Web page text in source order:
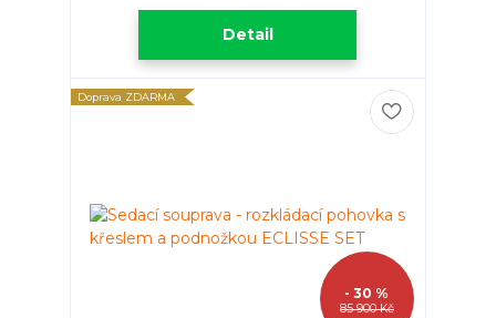
Detail
Doprava ZDARMA
85 900 Kč
- 30 %